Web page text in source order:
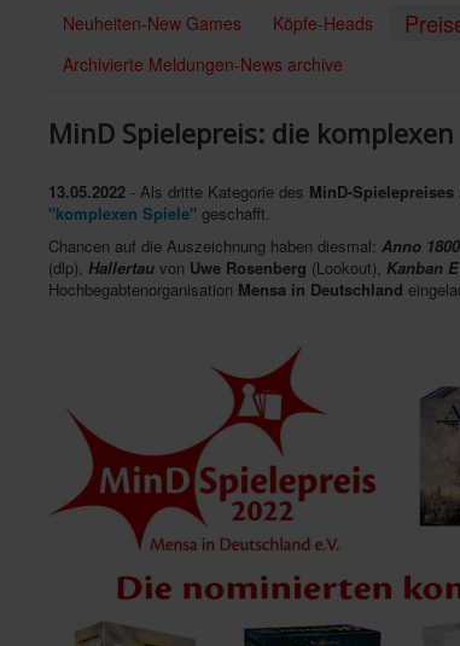
Neuheiten-New Games
Köpfe-Heads
Archivierte Meldungen-News archive
MinD Spielepreis: die
13.05.2022 - Als dritte Kategorie des MinD-Spielepreises
"komplexen Spiele" geschafft.
Chancen auf die Auszeichnung haben diesmal: Anno 1800
(dlp), Hallertau von Uwe Rosenberg (Lookout), Kanban
Hochbegabtenorganisation Mensa in Deutschland